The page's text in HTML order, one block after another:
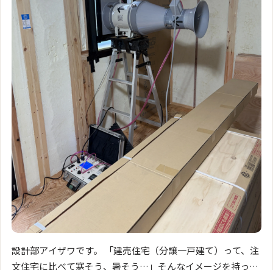
設計部アイザワです。 「建売住宅（分譲一戸建て）って、注
文住宅に比べて寒そう、暑そう…」そんなイメージを持って